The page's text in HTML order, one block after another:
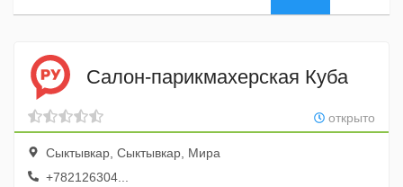
Салон-парикмахерская Куба
открыто
Сыктывкар, Сыктывкар, Мира
+782126304...